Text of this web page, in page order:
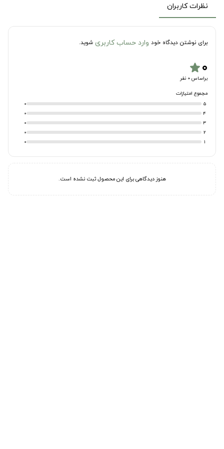
نظرات کاربران
برای نوشتن دیدگاه خود وارد حساب کاربری شوید.
۰star
براساس 0 نفر
مجموع امتیازات
5
0
4
0
3
0
2
0
1
0
هنوز دیدگاهی برای این محصول ثبت نشده است.